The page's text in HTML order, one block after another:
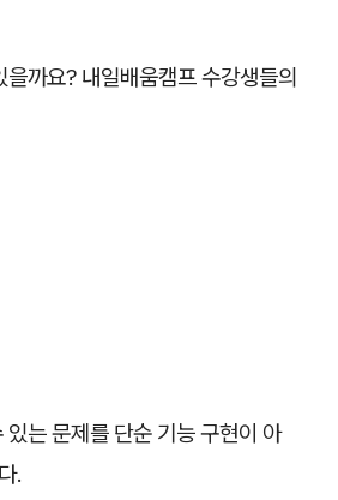
까요? 내일배움캠프 수강생들의
는 문제를 단순 기능 구현이 아
.